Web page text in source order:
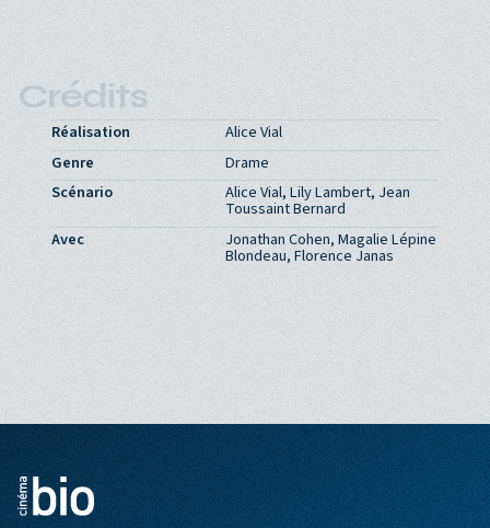
Crédits
Réalisation
Alice Vial
Genre
Drame
Scénario
Alice Vial, Lily Lambert, Jean
Toussaint Bernard
Avec
Jonathan Cohen, Magalie Lépine
Blondeau, Florence Janas